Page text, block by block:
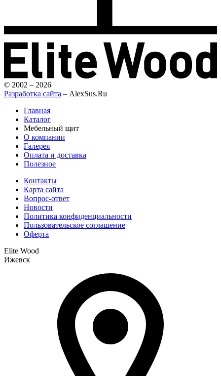
© 2002 – 2026
Разработка сайта – AlexSus.Ru
Главная
Каталог
Мебельный щит
О компании
Галерея
Оплата и доставка
Полезное
Контакты
Карта сайта
Вопрос-ответ
Новости
Политика конфиденциальности
Пользовательское соглашение
Оферта
Elite Wood
Ижевск